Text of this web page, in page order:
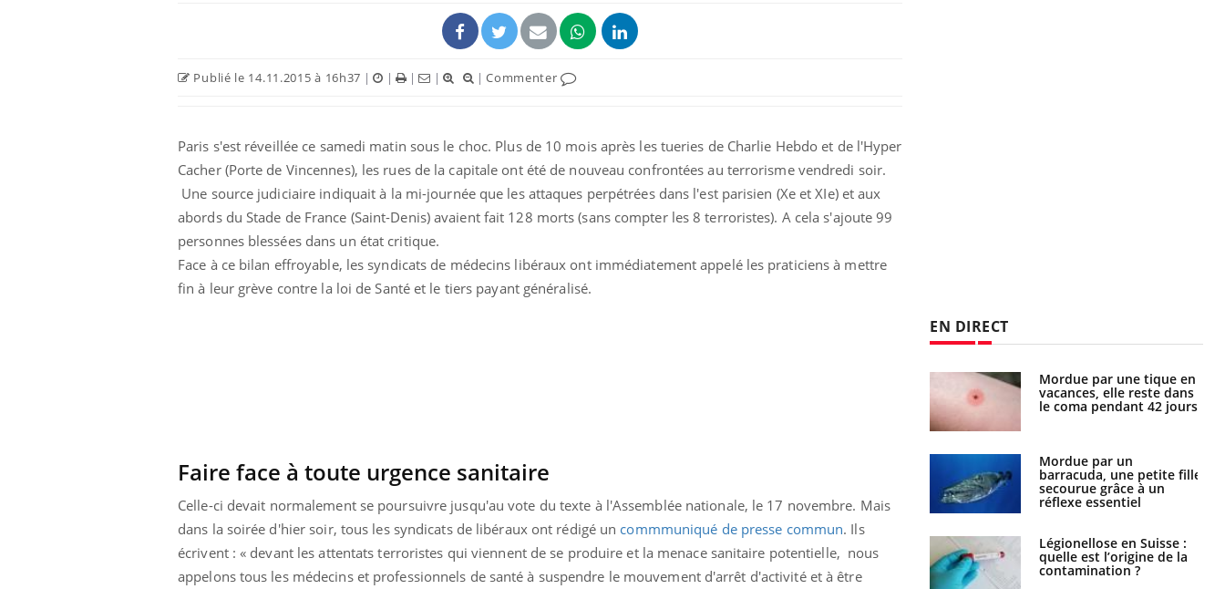
Publié le 14.11.2015 à 16h37 | | | | |Commenter
Paris s'est réveillée ce samedi matin sous le choc. Plus de 10 mois après les tueries de Charlie Hebdo et de l'Hyper
Cacher (Porte de Vincennes), les rues de la capitale ont été de nouveau confrontées au terrorisme vendredi soir.
Une source judiciaire indiquait à la mi-journée que les attaques perpétrées dans l'est parisien (Xe et XIe) et aux
abords du Stade de France (Saint-Denis) avaient fait 128 morts (sans compter les 8 terroristes). A cela s'ajoute 99
personnes blessées dans un état critique.
Face à ce bilan effroyable, les syndicats de médecins libéraux ont immédiatement appelé les praticiens à mettre
fin à leur grève contre la loi de Santé et le tiers payant généralisé.
Faire face à toute urgence sanitaire
Celle-ci devait normalement se poursuivre jusqu'au vote du texte à l'Assemblée nationale, le 17 novembre. Mais
dans la soirée d'hier soir, tous les syndicats de libéraux ont rédigé un commmuniqué de presse commun. Ils
écrivent : « devant les attentats terroristes qui viennent de se produire et la menace sanitaire potentielle, nous
appelons tous les médecins et professionnels de santé à suspendre le mouvement d'arrêt d'activité et à être
EN DIRECT
Fortes chaleurs :
pourquoi le risque de
freiner la propagation du
cancer ?
Grossesse et chaleur : ce
que dit la science
Le smartphone nuit-il à
l'apprentissage de la
lecture ?
réflexe essentiel
quelle est l’origine de la
contamination ?
Allergies alimentaires :
une nouvelle arme contre
les réactions sévères
Comment gérer le
sommeil des enfants en
vacances ?
Bilan prévention : ce que
les kinés pourront
bientôt faire